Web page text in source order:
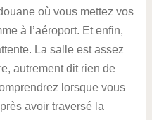
où vous mettez vos
à l’aéroport. Et enfin,
La salle est assez
autrement dit rien de
lorsque vous
avoir traversé la